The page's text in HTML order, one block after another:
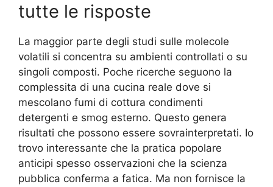
tutte le risposte
La maggior parte degli studi sulle molecole
volatili si concentra su ambienti controllati o su
singoli composti. Poche ricerche seguono la
complessita di una cucina reale dove si
mescolano fumi di cottura condimenti
detergenti e smog esterno. Questo genera
risultati che possono essere sovrainterpretati. Io
trovo interessante che la pratica popolare
anticipi spesso osservazioni che la scienza
pubblica conferma a fatica. Ma non fornisce la